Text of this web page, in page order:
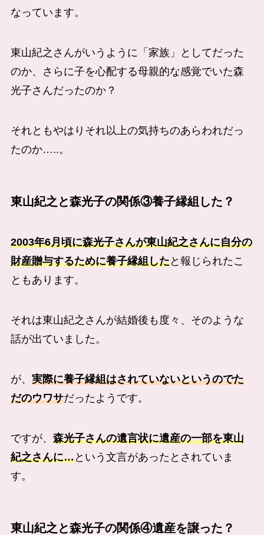
なっています。
東山紀之さんがいうように「家族」としてだった
のか、さらに子を心配する母親的な感覚でいた森
光子さんだったのか？
それともやはりそれ以上の気持ちのあらわれだっ
たのか…..。
東山紀之と森光子の関係③養子縁組した？
2003年6月頃に森光子さんが東山紀之さんに自分の
財産贈与するために養子縁組したと報じられたこ
ともあります。
それは東山紀之さんが結婚後も度々、そのような
話が出ていました。
が、 実際に養子縁組はされていないというのでた
だのウワサだったようです。
ですが、 森光子さんの遺言状に遺産の一部を東山
紀之さんに…という文言があったとされていま
す。
東山紀之と森光子の関係④遺産を譲った？